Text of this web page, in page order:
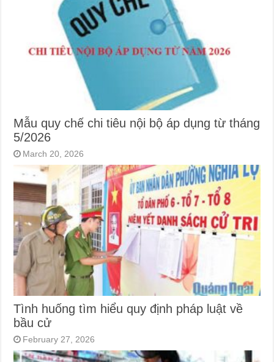
Mẫu quy chế chi tiêu nội bộ áp dụng từ tháng
5/2026
March 20, 2026
Tình huống tìm hiểu quy định pháp luật về
bầu cử
February 27, 2026